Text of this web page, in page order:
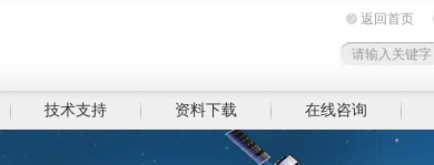
返回首页
技术支持 资料下载 在线咨询